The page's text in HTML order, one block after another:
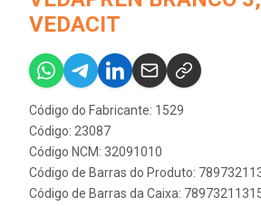
VEDACIT
Código do Fabricante: 1529
Código: 23087
Código NCM: 32091010
Código de Barras do Produto:
Código de Barras da Caixa: